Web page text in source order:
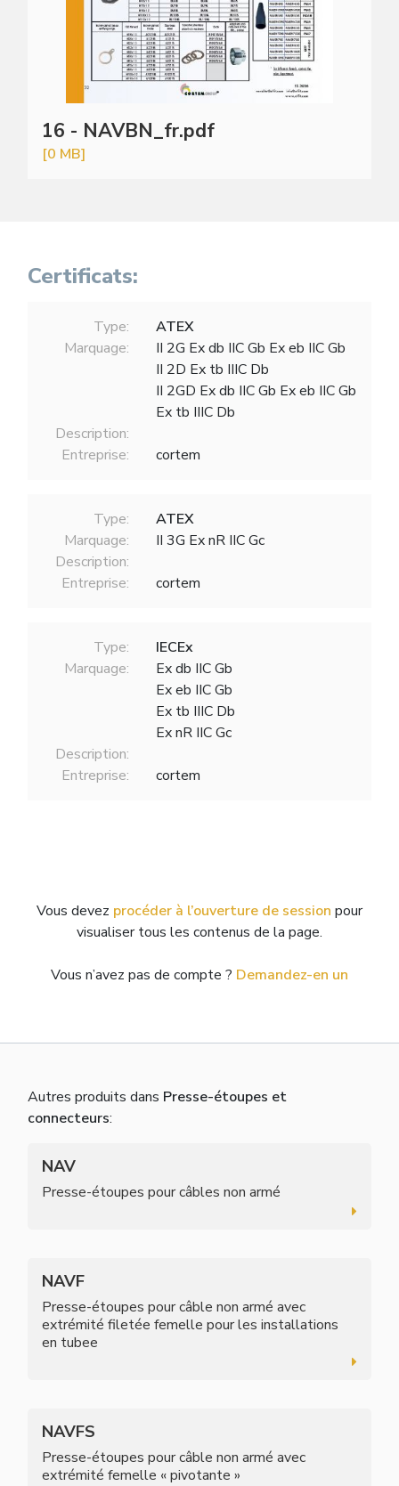
16 - NAVBN_fr.pdf
[0 MB]
Certificats:
Type:
ATEX
Marquage:
II 2G Ex db IIC Gb Ex eb IIC Gb
II 2D Ex tb IIIC Db
II 2GD Ex db IIC Gb Ex eb IIC Gb
Ex tb IIIC Db
Description:
Entreprise:
cortem
Type:
ATEX
Marquage:
II 3G Ex nR IIC Gc
Description:
Entreprise:
cortem
Type:
IECEx
Marquage:
Ex db IIC Gb
Ex eb IIC Gb
Ex tb IIIC Db
Ex nR IIC Gc
Description:
Entreprise:
cortem
Vous devez procéder à l’ouverture de session pour
visualiser tous les contenus de la page.
Vous n’avez pas de compte ? Demandez-en un
Autres produits dans Presse-étoupes et
connecteurs:
NAV
Presse-étoupes pour câbles non armé
NAVF
Presse-étoupes pour câble non armé avec
extrémité filetée femelle pour les installations
en tubee
NAVFS
Presse-étoupes pour câble non armé avec
extrémité femelle « pivotante »